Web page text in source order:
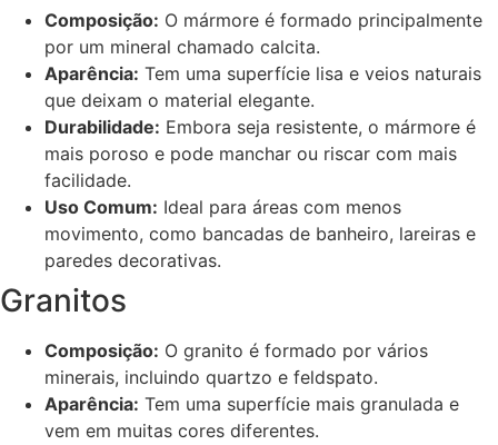
Composição: O mármore é formado principalmente
por um mineral chamado calcita.
Aparência: Tem uma superfície lisa e veios naturais
que deixam o material elegante.
Durabilidade: Embora seja resistente, o mármore é
mais poroso e pode manchar ou riscar com mais
facilidade.
Uso Comum: Ideal para áreas com menos
movimento, como bancadas de banheiro, lareiras e
paredes decorativas.
Granitos
Composição: O granito é formado por vários
minerais, incluindo quartzo e feldspato.
Aparência: Tem uma superfície mais granulada e
vem em muitas cores diferentes.